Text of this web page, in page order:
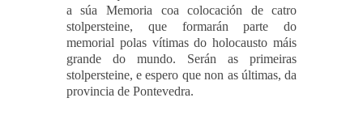
a súa Memoria coa colocación de catro
stolpersteine, que formarán parte do
memorial polas vítimas do holocausto máis
grande do mundo. Serán as primeiras
stolpersteine,e espero que non as últimas, da
provincia de Pontevedra.